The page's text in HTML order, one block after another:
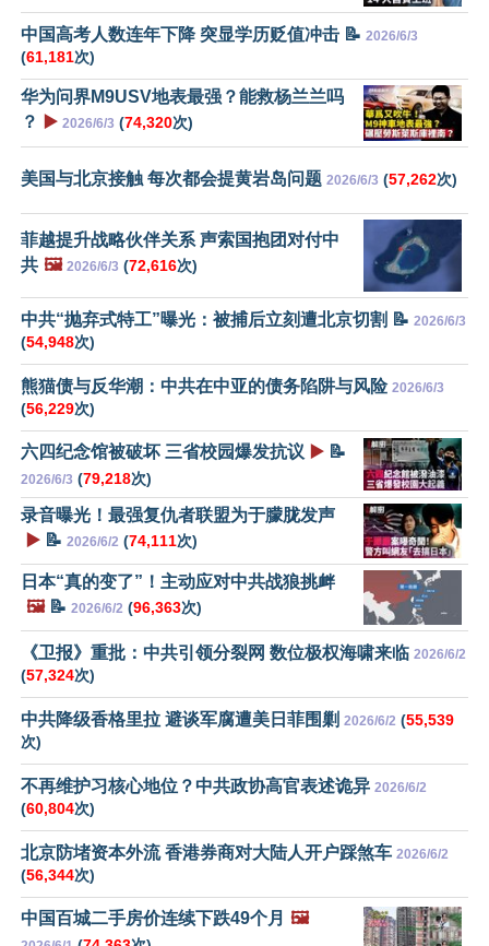
中国高考人数连年下降 突显学历贬值冲击 📝 2026/6/3
(61,181次)
华为问界M9USV地表最强？能救杨兰兰吗
？
▶️ 2026/6/3 (74,320次)
美国与北京接触 每次都会提黄岩岛问题 2026/6/3 (57,262次)
菲越提升战略伙伴关系 声索国抱团对付中
共 🖼️ 2026/6/3 (72,616次)
中共“抛弃式特工”曝光：被捕后立刻遭北京切割 📝 2026/6/3
(54,948次)
熊猫债与反华潮：中共在中亚的债务陷阱与风险 2026/6/3
(56,229次)
六四纪念馆被破坏 三省校园爆发抗议 ▶️ 📝
2026/6/3 (79,218次)
录音曝光！最强复仇者联盟为于朦胧发声
▶️ 📝 2026/6/2 (74,111次)
日本“真的变了”！主动应对中共战狼挑衅
🖼️📝 2026/6/2 (96,363次)
《卫报》重批：中共引领分裂网 数位极权海啸来临 2026/6/2
(57,324次)
中共降级香格里拉 避谈军腐遭美日菲围剿 2026/6/2 (55,539
次)
不再维护习核心地位？中共政协高官表述诡异 2026/6/2
(60,804次)
北京防堵资本外流 香港券商对大陆人开户踩煞车 2026/6/2
(56,344次)
中国百城二手房价连续下跌49个月 🖼️